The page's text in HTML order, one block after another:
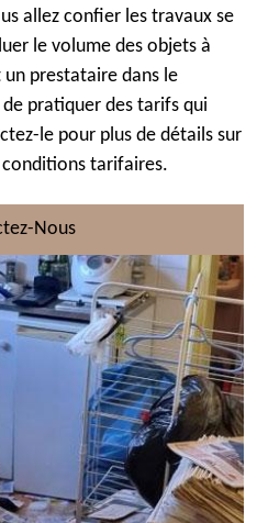
allez confier les travaux se
le volume des objets à
prestataire dans le
pratiquer des tarifs qui
le pour plus de détails sur
conditions tarifaires.
Nous